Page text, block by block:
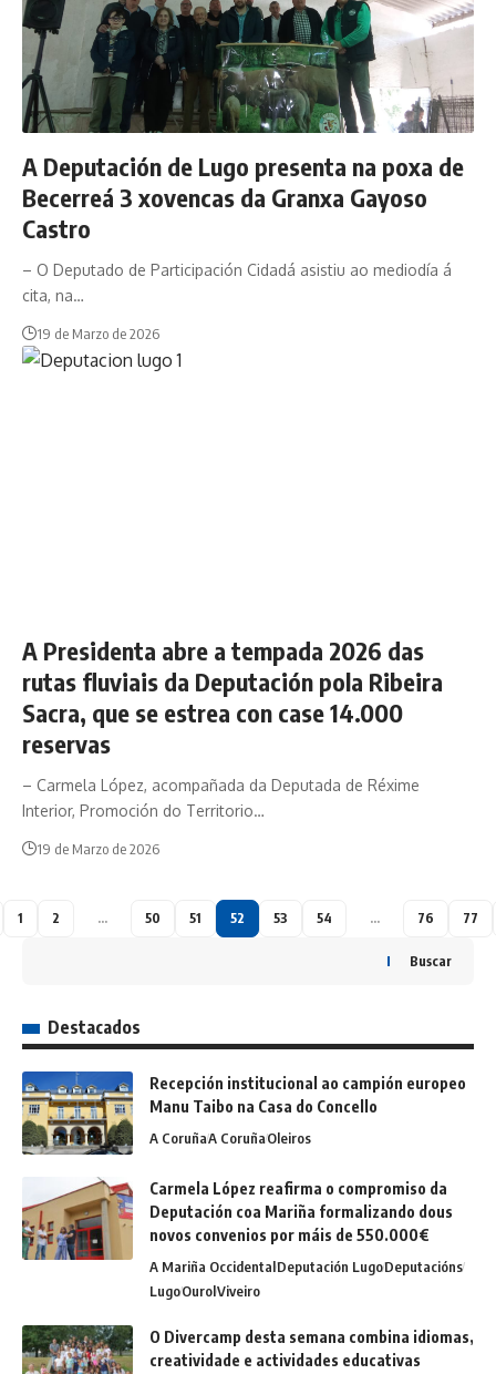
A Deputación de Lugo presenta na poxa de
Becerreá 3 xovencas da Granxa Gayoso
Castro
– O Deputado de Participación Cidadá asistiu ao mediodía á
cita, na…
19 de Marzo de 2026
A Presidenta abre a tempada 2026 das
rutas fluviais da Deputación pola Ribeira
Sacra, que se estrea con case 14.000
reservas
– Carmela López, acompañada da Deputada de Réxime
Interior, Promoción do Territorio…
19 de Marzo de 2026
1 2 … 50 51 52 53 54 … 76 77
Buscar
Destacados
Recepción institucional ao campión europeo
Manu Taibo na Casa do Concello
A CoruñaA CoruñaOleiros
Carmela López reafirma o compromiso da
Deputación coa Mariña formalizando dous
novos convenios por máis de 550.000€
A Mariña OccidentalDeputación LugoDeputacións
LugoOurolViveiro
O Divercamp desta semana combina idiomas,
creatividade e actividades educativas